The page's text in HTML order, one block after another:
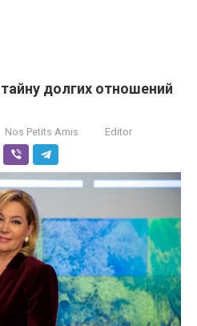
долгих отношений
Nos Petits Amis Editor